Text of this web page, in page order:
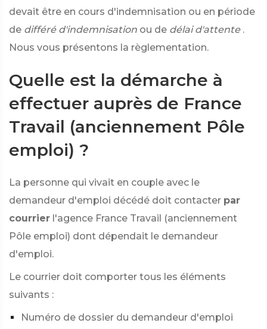
devait être en cours d'indemnisation ou en période
de différé d'indemnisation ou de délai d'attente .
Nous vous présentons la règlementation.
Quelle est la démarche à
effectuer auprès de France
Travail (anciennement Pôle
emploi) ?
La personne qui vivait en couple avec le
demandeur d'emploi décédé doit contacter par
courrier l'agence France Travail (anciennement
Pôle emploi) dont dépendait le demandeur
d'emploi.
Le courrier doit comporter tous les éléments
suivants :
Numéro de dossier du demandeur d'emploi